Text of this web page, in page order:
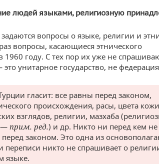
людей языками, религиозную
вопросы о языке, религии и
вопросы, касающиеся этнического
1960 году. С тех пор их уже не
унитарное государство, не
гласит: все равны перед законом,
происхождения, расы, цвета
взглядов, религии, мазхаба
— прим. ред.) и др. Никто ни перед кем
законом. Это одна из
переписи никто не спрашивает о
языке.